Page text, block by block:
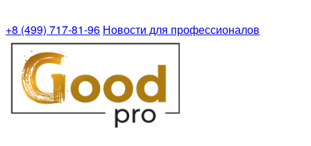
+8 (499) 717-81-96 Новости для профессионалов